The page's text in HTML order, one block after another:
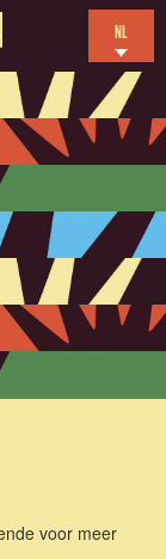
NL
EN
ES
voor meer